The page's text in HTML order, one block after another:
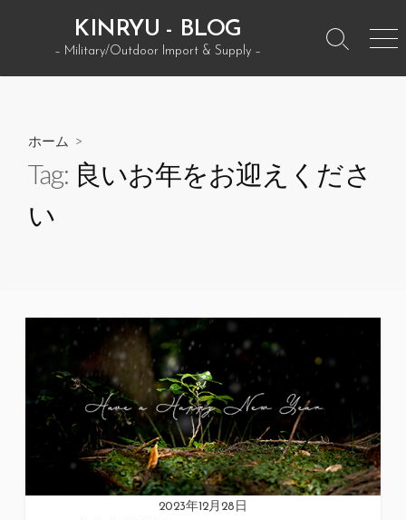
ン
KINRYU - BLOG
– Military/Outdoor Import & Supply –
検
メ
ホーム >
Tag: 良いお年をお迎えくださ
い
2023年12月28日